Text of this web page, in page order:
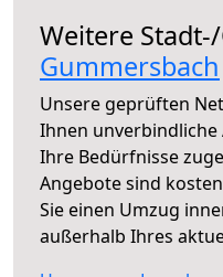
Weitere
Gummersbach
Unsere geprüften
Ihnen unverbindliche
Ihre Bedürfnisse
Angebote sind
Sie einen Umzug
außerhalb Ihres